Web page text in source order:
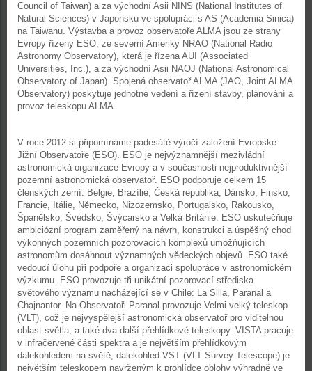
Council of Taiwan) a za východní Asii NINS (National Institutes of
Natural Sciences) v Japonsku ve spolupráci s AS (Academia Sinica)
na Taiwanu. Výstavba a provoz observatoře ALMA jsou ze strany
Evropy řízeny ESO, ze severní Ameriky NRAO (National Radio
Astronomy Observatory), která je řízena AUI (Associated
Universities, Inc.), a za východní Asii NAOJ (National Astronomical
Observatory of Japan). Spojená observatoř ALMA (JAO, Joint ALMA
Observatory) poskytuje jednotné vedení a řízení stavby, plánování a
provoz teleskopu ALMA.
V roce 2012 si připomínáme padesáté výročí založení Evropské
Jižní Observatoře (ESO). ESO je nejvýznamnější mezivládní
astronomická organizace Evropy a v současnosti nejproduktivnější
pozemní astronomická observatoř. ESO podporuje celkem 15
členských zemí: Belgie, Brazílie, Česká republika, Dánsko, Finsko,
Francie, Itálie, Německo, Nizozemsko, Portugalsko, Rakousko,
Španělsko, Švédsko, Švýcarsko a Velká Británie. ESO uskutečňuje
ambiciózní program zaměřený na návrh, konstrukci a úspěšný chod
výkonných pozemních pozorovacích komplexů umožňujících
astronomům dosáhnout významných vědeckých objevů. ESO také
vedoucí úlohu při podpoře a organizaci spolupráce v astronomickém
výzkumu. ESO provozuje tři unikátní pozorovací střediska
světového významu nacházející se v Chile: La Silla, Paranal a
Chajnantor. Na Observatoři Paranal provozuje Velmi velký teleskop
(VLT), což je nejvyspělejší astronomická observatoř pro viditelnou
oblast světla, a také dva další přehlídkové teleskopy. VISTA pracuje
v infračervené části spektra a je největším přehlídkovým
dalekohledem na světě, dalekohled VST (VLT Survey Telescope) je
největším teleskopem navrženým k prohlídce oblohy výhradně ve